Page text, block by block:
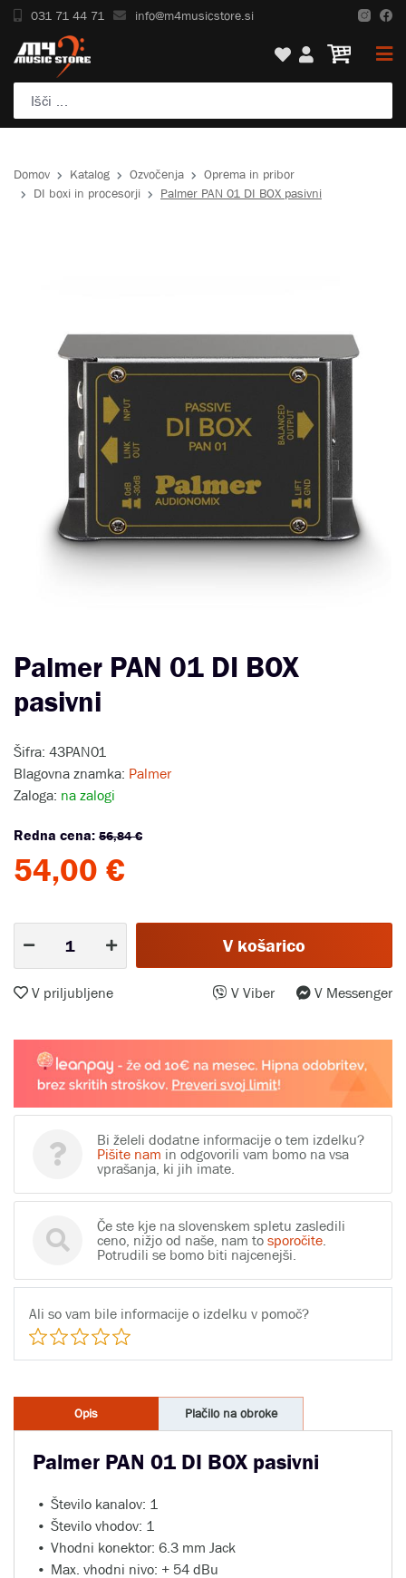
031 71 44 71 info@m4musicstore.si
Domov Katalog Ozvočenja
Oprema in pribor
DI boxi in procesorji
Palmer PAN 01 DI BOX pasivni
Palmer PAN 01 DI BOX
pasivni
Šifra: 43PAN01
Blagovna znamka: Palmer
Zaloga: na zalogi
Redna cena: 56,84 €
54,00 €
V košarico
V priljubljene V Viber V Messenger
Bi želeli dodatne informacije o tem izdelku?
Pišite nam in odgovorili vam bomo na vsa
vprašanja, ki jih imate.
Če ste kje na slovenskem spletu zasledili
ceno, nižjo od naše, nam to sporočite
Potrudili se bomo biti najcenejši.
Ali so vam bile informacije o izdelku v pomoč?
Opis Plačilo na obroke
Palmer PAN 01 DI BOX pasivni
Število kanalov: 1
Število vhodov: 1
Vhodni konektor: 6.3 mm Jack
Max. vhodni nivo: + 54 dBu